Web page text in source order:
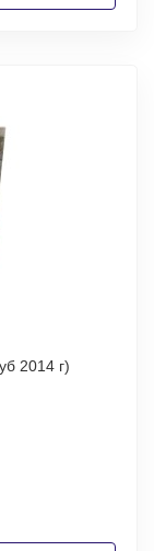
(5 руб 2014 г)